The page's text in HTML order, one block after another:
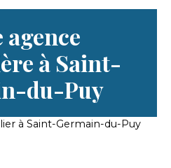
agence
à Saint-
du-Puy